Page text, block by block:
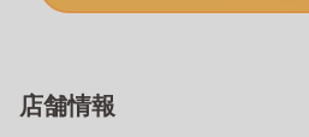
店舗情報